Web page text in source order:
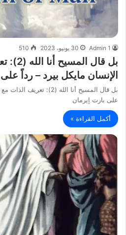
Admin 1 30 يونيو، 2023 510
بل قال
الإنسان مايكل بيرد – رداً
بل قال المسيح أنا الله (2):
على بارت إيرمان
أكمل القراءة »